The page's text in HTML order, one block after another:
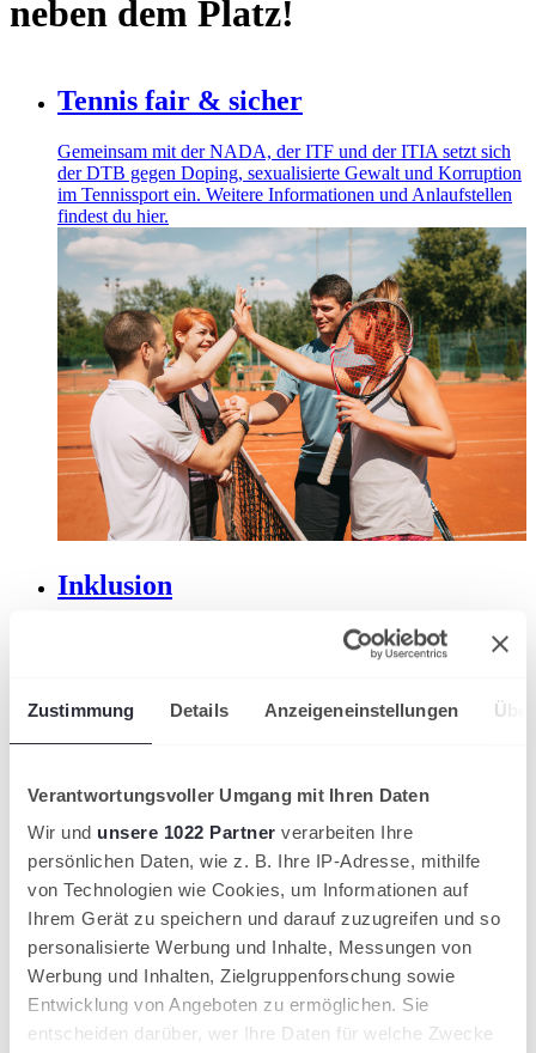
Zustimmung Details Anzeigeneinstellungen
Verantwortungsvoller Umgang mit Ihren Daten
Wir und unsere 1022 Partner verarbeiten Ihre
persönlichen Daten, wie z. B. Ihre IP-Adresse, mithilfe
von Technologien wie Cookies, um Informationen auf
Ihrem Gerät zu speichern und darauf zuzugreifen und so
personalisierte Werbung und Inhalte, Messungen von
Werbung und Inhalten, Zielgruppenforschung sowie
Entwicklung von Angeboten zu ermöglichen. Sie
entscheiden darüber, wer Ihre Daten für welche Zwecke
neben dem Platz!
Tennis fair & sicher
Gemeinsam mit der NADA, der ITF und der ITIA setzt sich
der DTB gegen Doping, sexualisierte Gewalt und Korruption
im Tennissport ein. Weitere Informationen und Anlaufstellen
findest du hier.
Inklusion
Wir setzen uns ausdrücklich dafür ein, uns gemeinsam mit
unseren Mitgliedern auf den Weg der Inklusion zu machen.
Inklusion. Sie bezieht dabei alle Dimensionen wie Alter,
Geschlecht, Sexualität, Religion oder Ethnizität mit ein und
wird als Gewinn für die Gemeinschaft betrachtet.